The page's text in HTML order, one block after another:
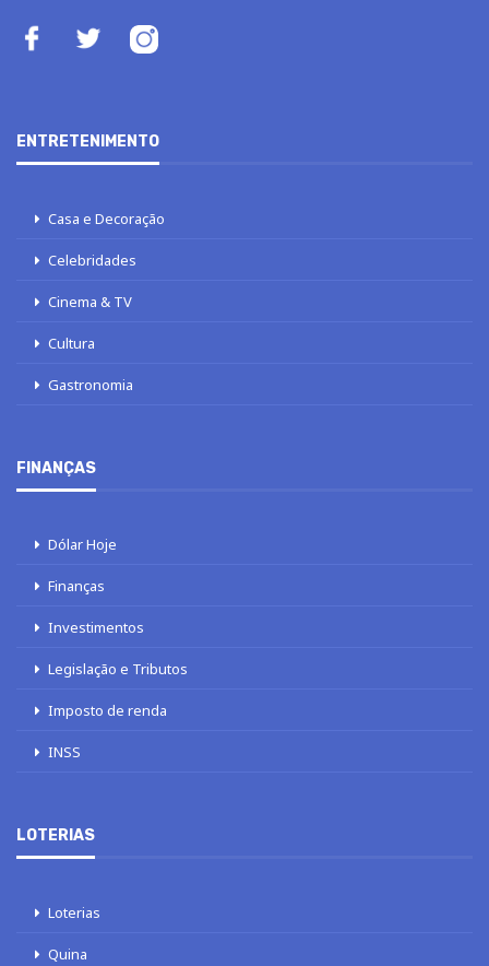
ENTRETENIMENTO
Casa e Decoração
Celebridades
Cinema & TV
Cultura
Gastronomia
FINANÇAS
Dólar Hoje
Finanças
Investimentos
Legislação e Tributos
Imposto de renda
INSS
LOTERIAS
Loterias
Quina